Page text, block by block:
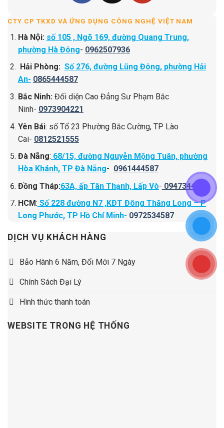
CTY CP TKXD VÀ ỨNG DỤNG CÔNG NGHỆ VIỆT NAM
Hà Nội: số 105 , Ngõ 169, đường Quang Trung,
phường Hà Đông- 0962507936
Hải Phòng: Số 276, đường Lũng Đông, phường Hải
An- 0865444587
Bắc Ninh: Đối diện Cao Đẳng Sư Phạm Bắc
Ninh- 0973904221
Yên Bái: số Tổ 23 Phường Bắc Cường, TP Lào
Cai- 0812521555
Đà Nẵng: 68/15, đường Nguyễn Mộng Tuân, phường
Hòa Khánh, TP Đà Nẵng- 0961444587
Đồng Tháp:63A, ấp Tân Thạnh, Lấp Vò- 0947344334
HCM: Số 228 đường N7 ,KĐT Đông Thăng Long – P
Long Phước, TP Hồ Chí Minh- 0972534587
DỊCH VỤ KHÁCH HÀNG
Bảo Hành 6 Năm, Đổi Mới 7 Ngày
Chính Sách Đại Lý
Hình thức thanh toán
WEBSITE TRONG HỆ THỐNG